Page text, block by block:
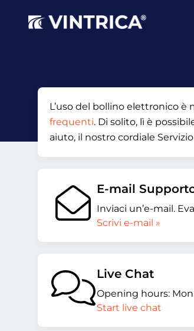
L’uso del bollino elettronico
frequenti. Di solito, lì è
aiuto, il nostro cordiale
E-mail
Inviaci un’e-mail.
Scrivi e-mail »
Live Chat
Opening hours: Mon
Start live chat